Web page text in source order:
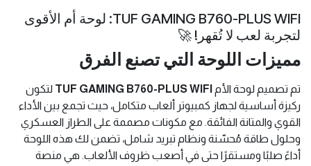
TUF GAMING B760-PLUS WIFI: لوحة أم الأقوى
لتجربة لعب لا تُقهر! 🚀
مميزات اللوحة التي تصنع الفرق
تم تصميم لوحة الأم TUF GAMING B760-PLUS WIFI لتكون
ركيزة أساسية لجهاز كمبيوتر ألعاب متكامل، حيث تجمع بين الأداء
القوي والمتانة الفائقة. مع مكونات مصممة على الطراز العسكري
وحلول طاقة مُحسّنة ونظام تبريد شامل، تضمن لك هذه اللوحة
أداءً صلبًا ومستقرًا حتى في أصعب ظروف الألعاب. هي منصة